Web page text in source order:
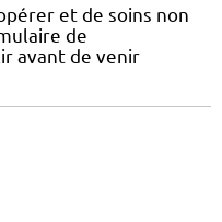
et de soins non
de
avant de venir